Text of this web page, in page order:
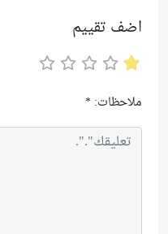
اضف تقييم
ملاحظات:*